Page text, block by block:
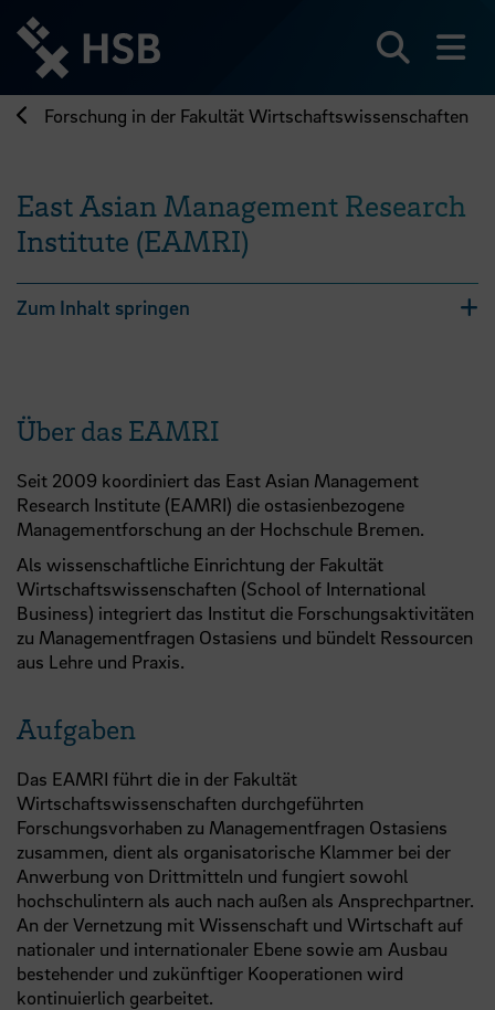
zum
Seiteninhalt
springen
Forschung in der Fakultät Wirtschaftswissenschaften
East Asian Management Research
Institute (EAMRI)
Zum Inhalt springen
Über das EAMRI
Seit 2009 koordiniert das East Asian Management
Research Institute (EAMRI) die ostasienbezogene
Managementforschung an der Hochschule Bremen.
Als wissenschaftliche Einrichtung der Fakultät
Wirtschaftswissenschaften (School of International
Business) integriert das Institut die Forschungsaktivitäten
zu Managementfragen Ostasiens und bündelt Ressourcen
aus Lehre und Praxis.
Aufgaben
Das EAMRI führt die in der Fakultät
Wirtschaftswissenschaften durchgeführten
Forschungsvorhaben zu Managementfragen Ostasiens
zusammen, dient als organisatorische Klammer bei der
Anwerbung von Drittmitteln und fungiert sowohl
hochschulintern als auch nach außen als Ansprechpartner.
An der Vernetzung mit Wissenschaft und Wirtschaft auf
nationaler und internationaler Ebene sowie am Ausbau
bestehender und zukünftiger Kooperationen wird
kontinuierlich gearbeitet.